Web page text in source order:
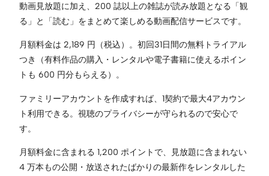
動画見放題に加え、200 誌以上の雑誌が読み放題となる「観
る」と「読む」をまとめて楽しめる動画配信サービスです。
月額料金は 2,189 円（税込）。初回31日間の無料トライアル
つき（有料作品の購入・レンタルや電子書籍に使えるポイン
トも 600 円分もらえる）。
ファミリーアカウントを作成すれば、1契約で最大4アカウン
ト利用できる。視聴のプライバシーが守られるので安⼼で
す。
月額料金に含まれる 1,200 ポイントで、見放題に含まれない
4 万本もの公開・放送されたばかりの最新作をレンタルした